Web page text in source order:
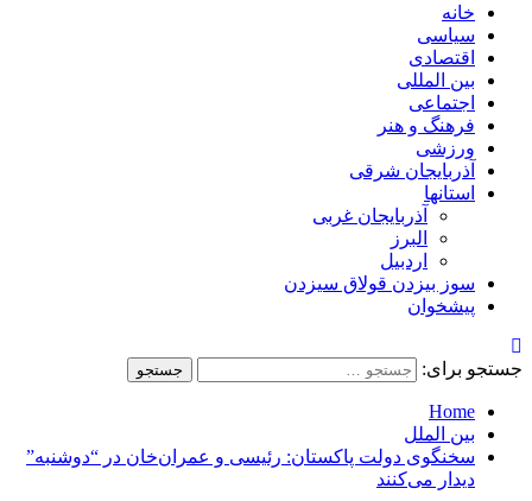
خانه
سیاسی
اقتصادی
بین المللی
اجتماعی
فرهنگ و هنر
ورزشی
آذربایجان شرقی
استانها
آذربایجان غربی
البرز
اردبیل
سوز بیزدن قولاق سیزدن
پیشخوان
جستجو برای:
Home
بین الملل
سخنگوی دولت پاکستان: رئیسی و عمران‌خان در “دوشنبه”
دیدار می‌کنند